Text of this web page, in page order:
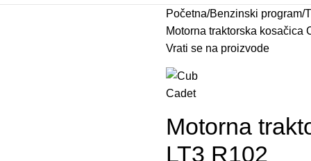
Početna Benzinski program
Motorna traktorska kosačica
Vrati se na proizvode
Motorna
LT3 R102